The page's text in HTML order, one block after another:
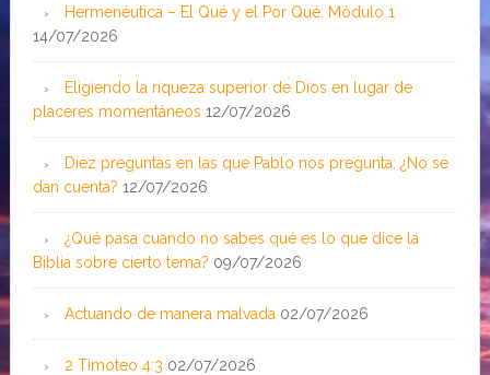
Hermenéutica – El Qué y el Por Qué: Módulo 1
14/07/2026
Eligiendo la riqueza superior de Dios en lugar de
placeres momentáneos 12/07/2026
Diez preguntas en las que Pablo nos pregunta: ¿No se
dan cuenta? 12/07/2026
¿Qué pasa cuando no sabes qué es lo que dice la
Biblia sobre cierto tema? 09/07/2026
Actuando de manera malvada 02/07/2026
2 Timoteo 4:3 02/07/2026